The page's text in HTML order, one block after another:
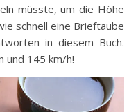
müsste, um die Höhe
schnell eine Brieftaube
in diesem Buch.
und 145 km/h!